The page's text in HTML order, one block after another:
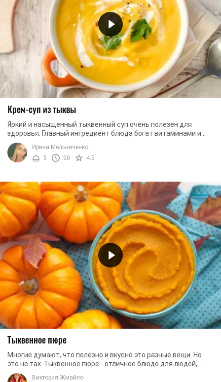
Крем-суп из тыквы
Яркий и насыщенный тыквенный суп очень полезен для
здоровья. Главный ингредиент блюда богат витаминами и
микроэлементами, белками, а также ...
Ирина Мельниченко
5
50 4.5
Тыквенное пюре
Многие думают, что полезно и вкусно это разные вещи. Но
это не так. Тыквенное пюре - отличное блюдо для людей,
которые следят за фигурой или для тех, ...
Виктория Жмайло